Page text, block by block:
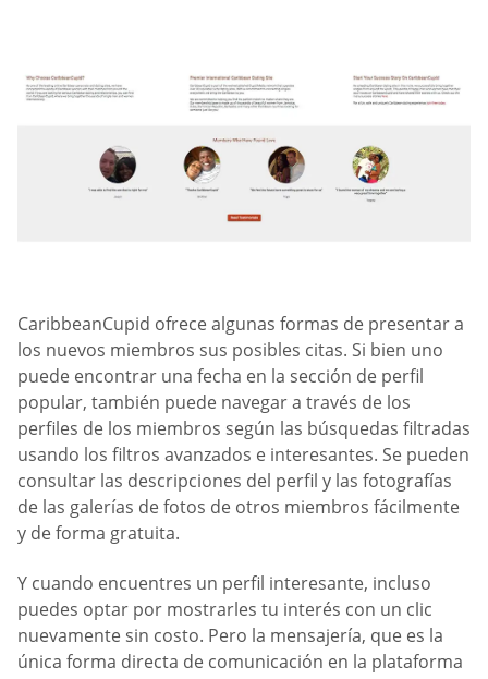
CaribbeanCupid ofrece algunas formas de presentar a
los nuevos miembros sus posibles citas. Si bien uno
puede encontrar una fecha en la sección de perfil
popular, también puede navegar a través de los
perfiles de los miembros según las búsquedas filtradas
usando los filtros avanzados e interesantes. Se pueden
consultar las descripciones del perfil y las fotografías
de las galerías de fotos de otros miembros fácilmente
y de forma gratuita.
Y cuando encuentres un perfil interesante, incluso
puedes optar por mostrarles tu interés con un clic
nuevamente sin costo. Pero la mensajería, que es la
única forma directa de comunicación en la plataforma